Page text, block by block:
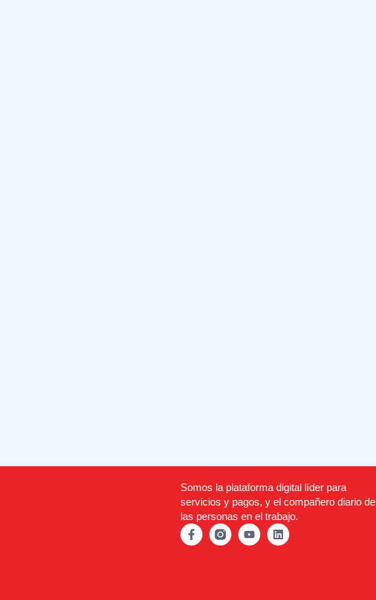
Somos la plataforma digital líder para
servicios y pagos, y el compañero diario de
las personas en el trabajo.